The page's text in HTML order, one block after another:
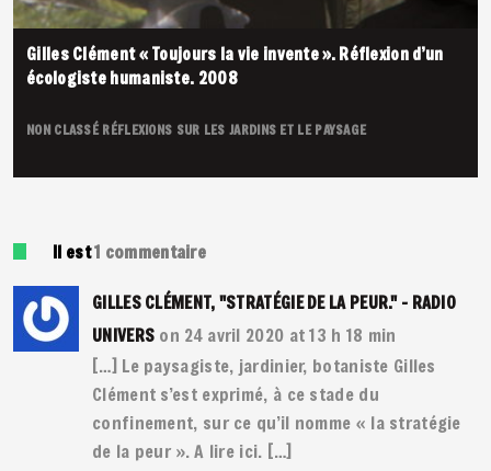
Gilles Clément « Toujours la vie invente ». Réflexion d’un
écologiste humaniste. 2008
NON CLASSÉRÉFLEXIONS SUR LES JARDINS ET LE PAYSAGE
Il est1 commentaire
GILLES CLÉMENT, "STRATÉGIE DE LA PEUR." - RADIO
UNIVERS on 24 avril 2020 at 13 h 18 min
[…] Le paysagiste, jardinier, botaniste Gilles
Clément s’est exprimé, à ce stade du
confinement, sur ce qu’il nomme « la stratégie
de la peur ». A lire ici. […]